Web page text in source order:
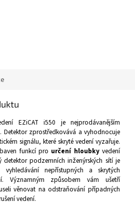
EZiCAT i550 je nejprodávanějším
Detektor zprostředkovává a vyhodnocuje
signálu, které skryté vedení vyzařuje.
funkcí pro určení hloubkyvedení
podzemních inženýrských sítí je
nepřístupných a skrytých
Významným způsobem vám ušetří
věnovat na odstraňování případných
vedení.